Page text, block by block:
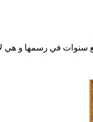
في رسمها و هي